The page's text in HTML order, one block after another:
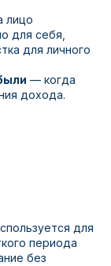
лицо
для себя,
для личного
— когда
дохода.
для
периода
без